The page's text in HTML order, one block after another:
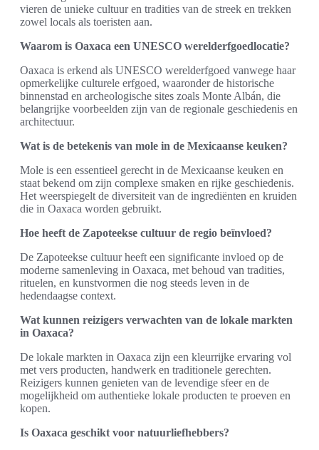
vieren de unieke cultuur en tradities van de streek en trekken
zowel locals als toeristen aan.
Waarom is Oaxaca een UNESCO werelderfgoedlocatie?
Oaxaca is erkend als UNESCO werelderfgoed vanwege haar
opmerkelijke culturele erfgoed, waaronder de historische
binnenstad en archeologische sites zoals Monte Albán, die
belangrijke voorbeelden zijn van de regionale geschiedenis en
architectuur.
Wat is de betekenis van mole in de Mexicaanse keuken?
Mole is een essentieel gerecht in de Mexicaanse keuken en
staat bekend om zijn complexe smaken en rijke geschiedenis.
Het weerspiegelt de diversiteit van de ingrediënten en kruiden
die in Oaxaca worden gebruikt.
Hoe heeft de Zapoteekse cultuur de regio beïnvloed?
De Zapoteekse cultuur heeft een significante invloed op de
moderne samenleving in Oaxaca, met behoud van tradities,
rituelen, en kunstvormen die nog steeds leven in de
hedendaagse context.
Wat kunnen reizigers verwachten van de lokale markten
in Oaxaca?
De lokale markten in Oaxaca zijn een kleurrijke ervaring vol
met vers producten, handwerk en traditionele gerechten.
Reizigers kunnen genieten van de levendige sfeer en de
mogelijkheid om authentieke lokale producten te proeven en
kopen.
Is Oaxaca geschikt voor natuurliefhebbers?